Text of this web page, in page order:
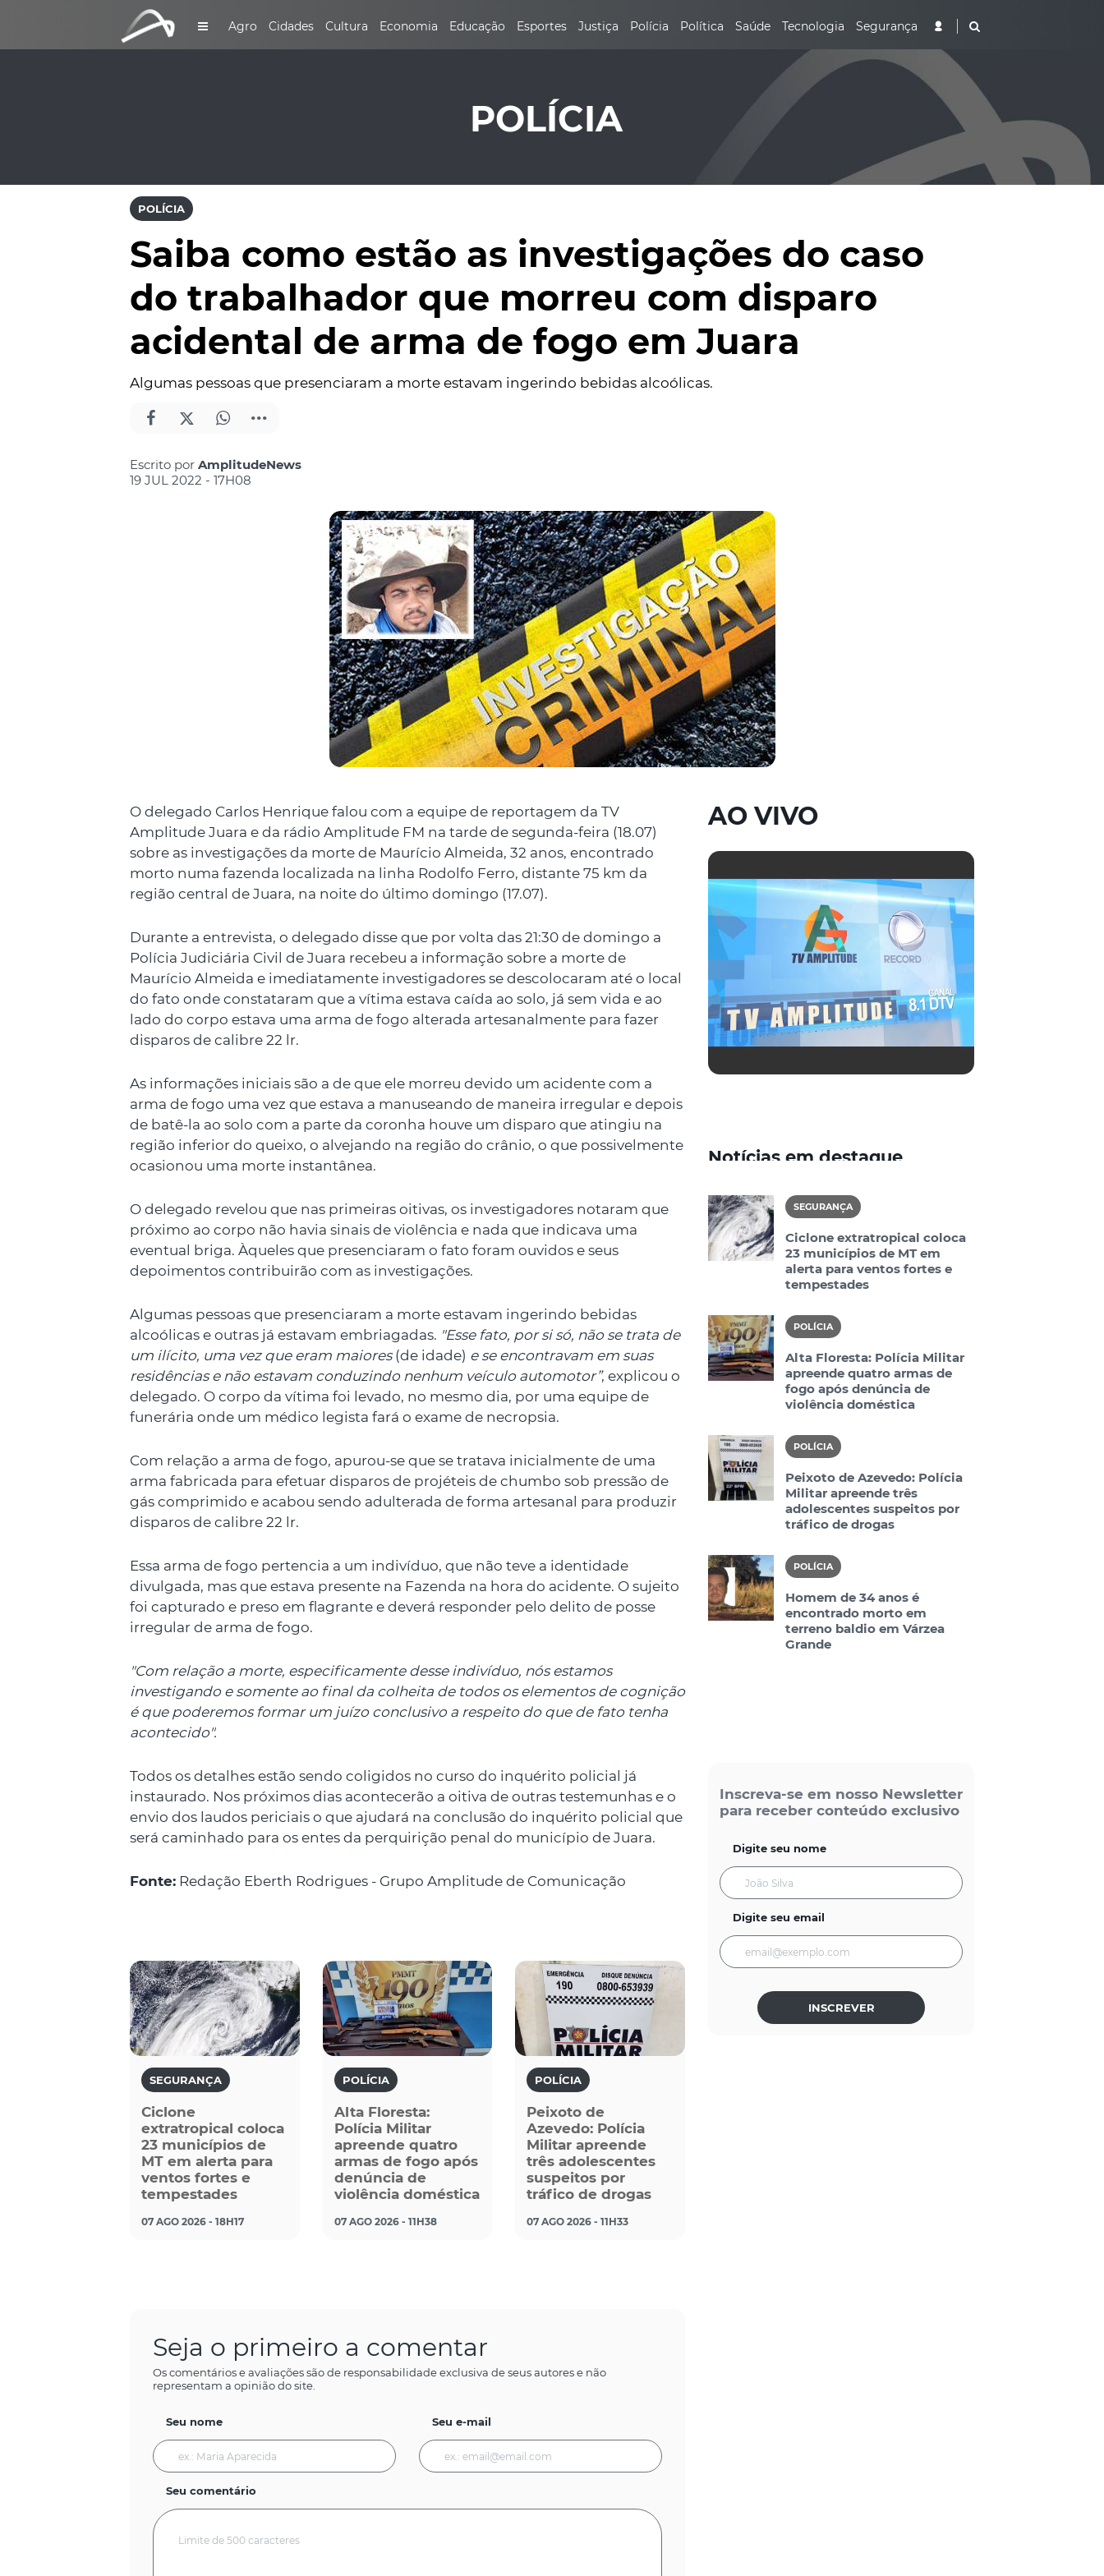
Agro Cidades Cultura Economia Educação Esportes Justiça Polícia Política Saúde Tecnologia Segurança
POLÍCIA
POLÍCIA
Saiba como estão as investigações do caso
do trabalhador que morreu com disparo
acidental de arma de fogo em Juara
Algumas pessoas que presenciaram a morte estavam ingerindo bebidas alcoólicas.
Escrito por AmplitudeNews
19 JUL 2022 - 17H08
O delegado Carlos Henrique falou com a equipe de reportagem da TV
Amplitude Juara e da rádio Amplitude FM na tarde de segunda-feira (18.07)
sobre as investigações da morte de Maurício Almeida, 32 anos, encontrado
morto numa fazenda localizada na linha Rodolfo Ferro, distante 75 km da
região central de Juara, na noite do último domingo (17.07).
Durante a entrevista, o delegado disse que por volta das 21:30 de domingo a
Polícia Judiciária Civil de Juara recebeu a informação sobre a morte de
Maurício Almeida e imediatamente investigadores se descolocaram até o local
do fato onde constataram que a vítima estava caída ao solo, já sem vida e ao
lado do corpo estava uma arma de fogo alterada artesanalmente para fazer
disparos de calibre 22 lr.
As informações iniciais são a de que ele morreu devido um acidente com a
arma de fogo uma vez que estava a manuseando de maneira irregular e depois
de batê-la ao solo com a parte da coronha houve um disparo que atingiu na
região inferior do queixo, o alvejando na região do crânio, o que possivelmente
ocasionou uma morte instantânea.
O delegado revelou que nas primeiras oitivas, os investigadores notaram que
próximo ao corpo não havia sinais de violência e nada que indicava uma
eventual briga. Àqueles que presenciaram o fato foram ouvidos e seus
depoimentos contribuirão com as investigações.
Algumas pessoas que presenciaram a morte estavam ingerindo bebidas
alcoólicas e outras já estavam embriagadas. "Esse fato, por si só, não se trata de
um ilícito, uma vez que eram maiores(de idade) e se encontravam em suas
residências e não estavam conduzindo nenhum veículo automotor”, explicou o
delegado. O corpo da vítima foi levado, no mesmo dia, por uma equipe de
funerária onde um médico legista fará o exame de necropsia.
Com relação a arma de fogo, apurou-se que se tratava inicialmente de uma
arma fabricada para efetuar disparos de projéteis de chumbo sob pressão de
gás comprimido e acabou sendo adulterada de forma artesanal para produzir
disparos de calibre 22 lr.
Essa arma de fogo pertencia a um indivíduo, que não teve a identidade
divulgada, mas que estava presente na Fazenda na hora do acidente. O sujeito
foi capturado e preso em flagrante e deverá responder pelo delito de posse
irregular de arma de fogo.
"Com relação a morte, especificamente desse indivíduo, nós estamos
investigando e somente ao final da colheita de todos os elementos de cognição
é que poderemos formar um juízo conclusivo a respeito do que de fato tenha
acontecido".
Todos os detalhes estão sendo coligidos no curso do inquérito policial já
instaurado. Nos próximos dias acontecerão a oitiva de outras testemunhas e o
envio dos laudos periciais o que ajudará na conclusão do inquérito policial que
será caminhado para os entes da perquirição penal do município de Juara.
Fonte: Redação Eberth Rodrigues - Grupo Amplitude de Comunicação
SEGURANÇA
Ciclone
extratropical coloca
23 municípios de
MT em alerta para
ventos fortes e
tempestades
07 AGO 2026 - 18H17
POLÍCIA
Alta Floresta:
Polícia Militar
apreende quatro
armas de fogo após
denúncia de
violência doméstica
07 AGO 2026 - 11H38
POLÍCIA
Peixoto de
Azevedo: Polícia
Militar apreende
três adolescentes
suspeitos por
tráfico de drogas
07 AGO 2026 - 11H33
Seja o primeiro a comentar
Os comentários e avaliações são de responsabilidade exclusiva de seus autores e não
representam a opinião do site.
Seu nome Seu e-mail
Seu comentário
AO VIVO
SEGURANÇA
Ciclone extratropical coloca
23 municípios de MT em
alerta para ventos fortes e
tempestades
POLÍCIA
Alta Floresta: Polícia Militar
apreende quatro armas de
fogo após denúncia de
violência doméstica
POLÍCIA
Peixoto de Azevedo: Polícia
Militar apreende três
adolescentes suspeitos por
tráfico de drogas
POLÍCIA
Homem de 34 anos é
encontrado morto em
terreno baldio em Várzea
Grande
Inscreva-se em nosso Newsletter
para receber conteúdo exclusivo
Digite seu nome
Digite seu email
INSCREVER
Notícias em destaque